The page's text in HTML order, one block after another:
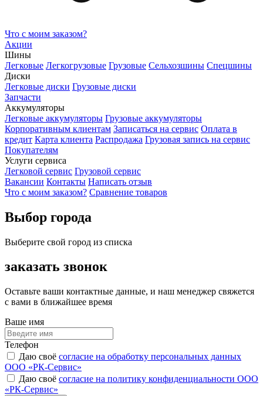
Что с моим заказом?
Акции
Шины
Легковые Легкогрузовые Грузовые Сельхозшины Спецшины
Диски
Легковые диски Грузовые диски
Запчасти
Аккумуляторы
Легковые аккумуляторы Грузовые аккумуляторы
Корпоративным клиентам Записаться на сервис Оплата в
кредит Карта клиента Распродажа Грузовая запись на сервис
Покупателям
Услуги сервиса
Легковой сервис Грузовой сервис
Вакансии Контакты Написать отзыв
Что с моим заказом? Сравнение товаров
Выбор города
Выберите свой город из списка
заказать звонок
Оставьте ваши контактные данные, и наш менеджер свяжется
с вами в ближайшее время
Ваше имя
Телефон
Даю своё согласие на обработку персональных данных
ООО «РК-Сервис»
Даю своё согласие на политику конфиденциальности ООО
«РК-Сервис»